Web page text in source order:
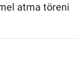
atma töreni